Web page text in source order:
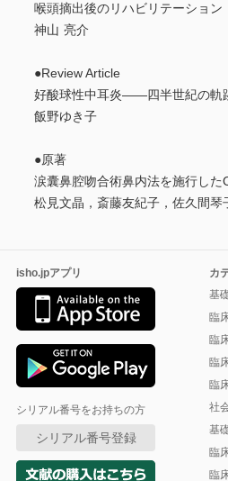
喉頭摘出後のリハビリテーション
神山 亮介
●Review Article
好酸球性中耳炎――四半世紀の軌
飯野ゆき子
●原著
涙囊鼻腔吻合術鼻内法を施行し
松見文晶，斎藤友紀子，佐久間琴
isho.jpアプリ
シリアル番号をお持ちの方
シリアル番号登録
カ
基
臨
臨
臨
臨
社
基
臨
臨